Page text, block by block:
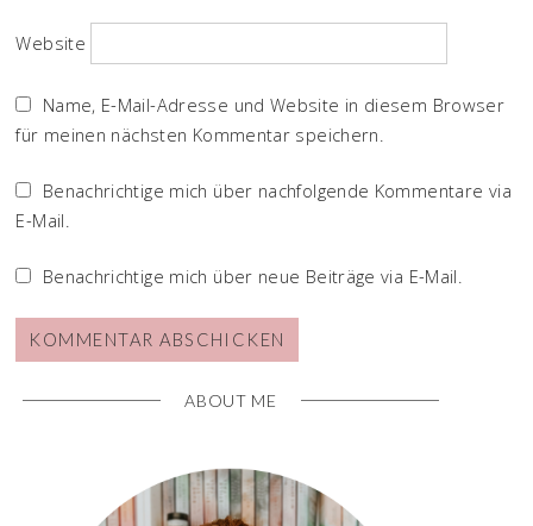
Website
Name, E-Mail-Adresse und Website in diesem Browser
für meinen nächsten Kommentar speichern.
Benachrichtige mich über nachfolgende Kommentare via
E-Mail.
Benachrichtige mich über neue Beiträge via E-Mail.
ABOUT ME